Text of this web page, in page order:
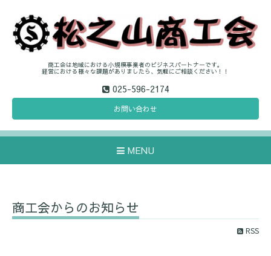
商工会は地域における小規模事業者のビジネスパートナーです。
経営における様々な課題がありましたら、気軽にご相談ください！！
025-596-2174
お問い合わせ
MENU
商工会からのお知らせ
RSS